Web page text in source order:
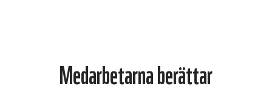
Medarbetarna berättar